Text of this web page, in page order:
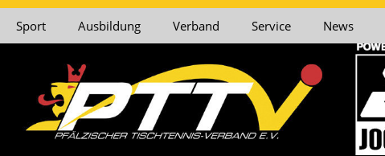
Sport Ausbildung Verband Service News